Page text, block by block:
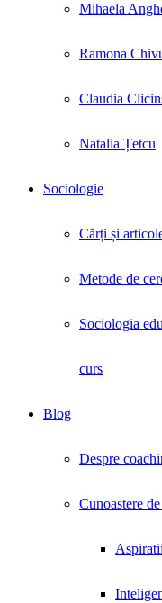
Mihaela
Ramona
Claudia
Natalia Țetcu
Sociologie
Cărți și
Metode de
Sociologia
curs
Blog
Despre
Cunoastere